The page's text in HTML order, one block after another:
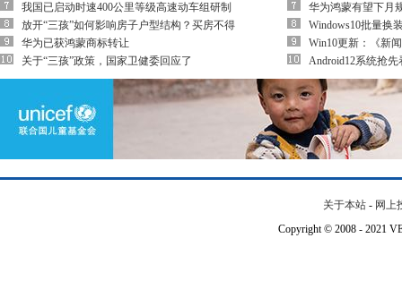
我国已启动时速400公里等级高速动车组研制
放开“三孩”如何影响房子户型结构？买房不得
华为已获鸿蒙商标转让
关于“三孩”政策，国家卫健委回应了
华为鸿蒙有望下月
Windows10批量换
Win10更新：《新
Android12系统抢
关于本站 - 网上
Copyright © 2008 - 2021